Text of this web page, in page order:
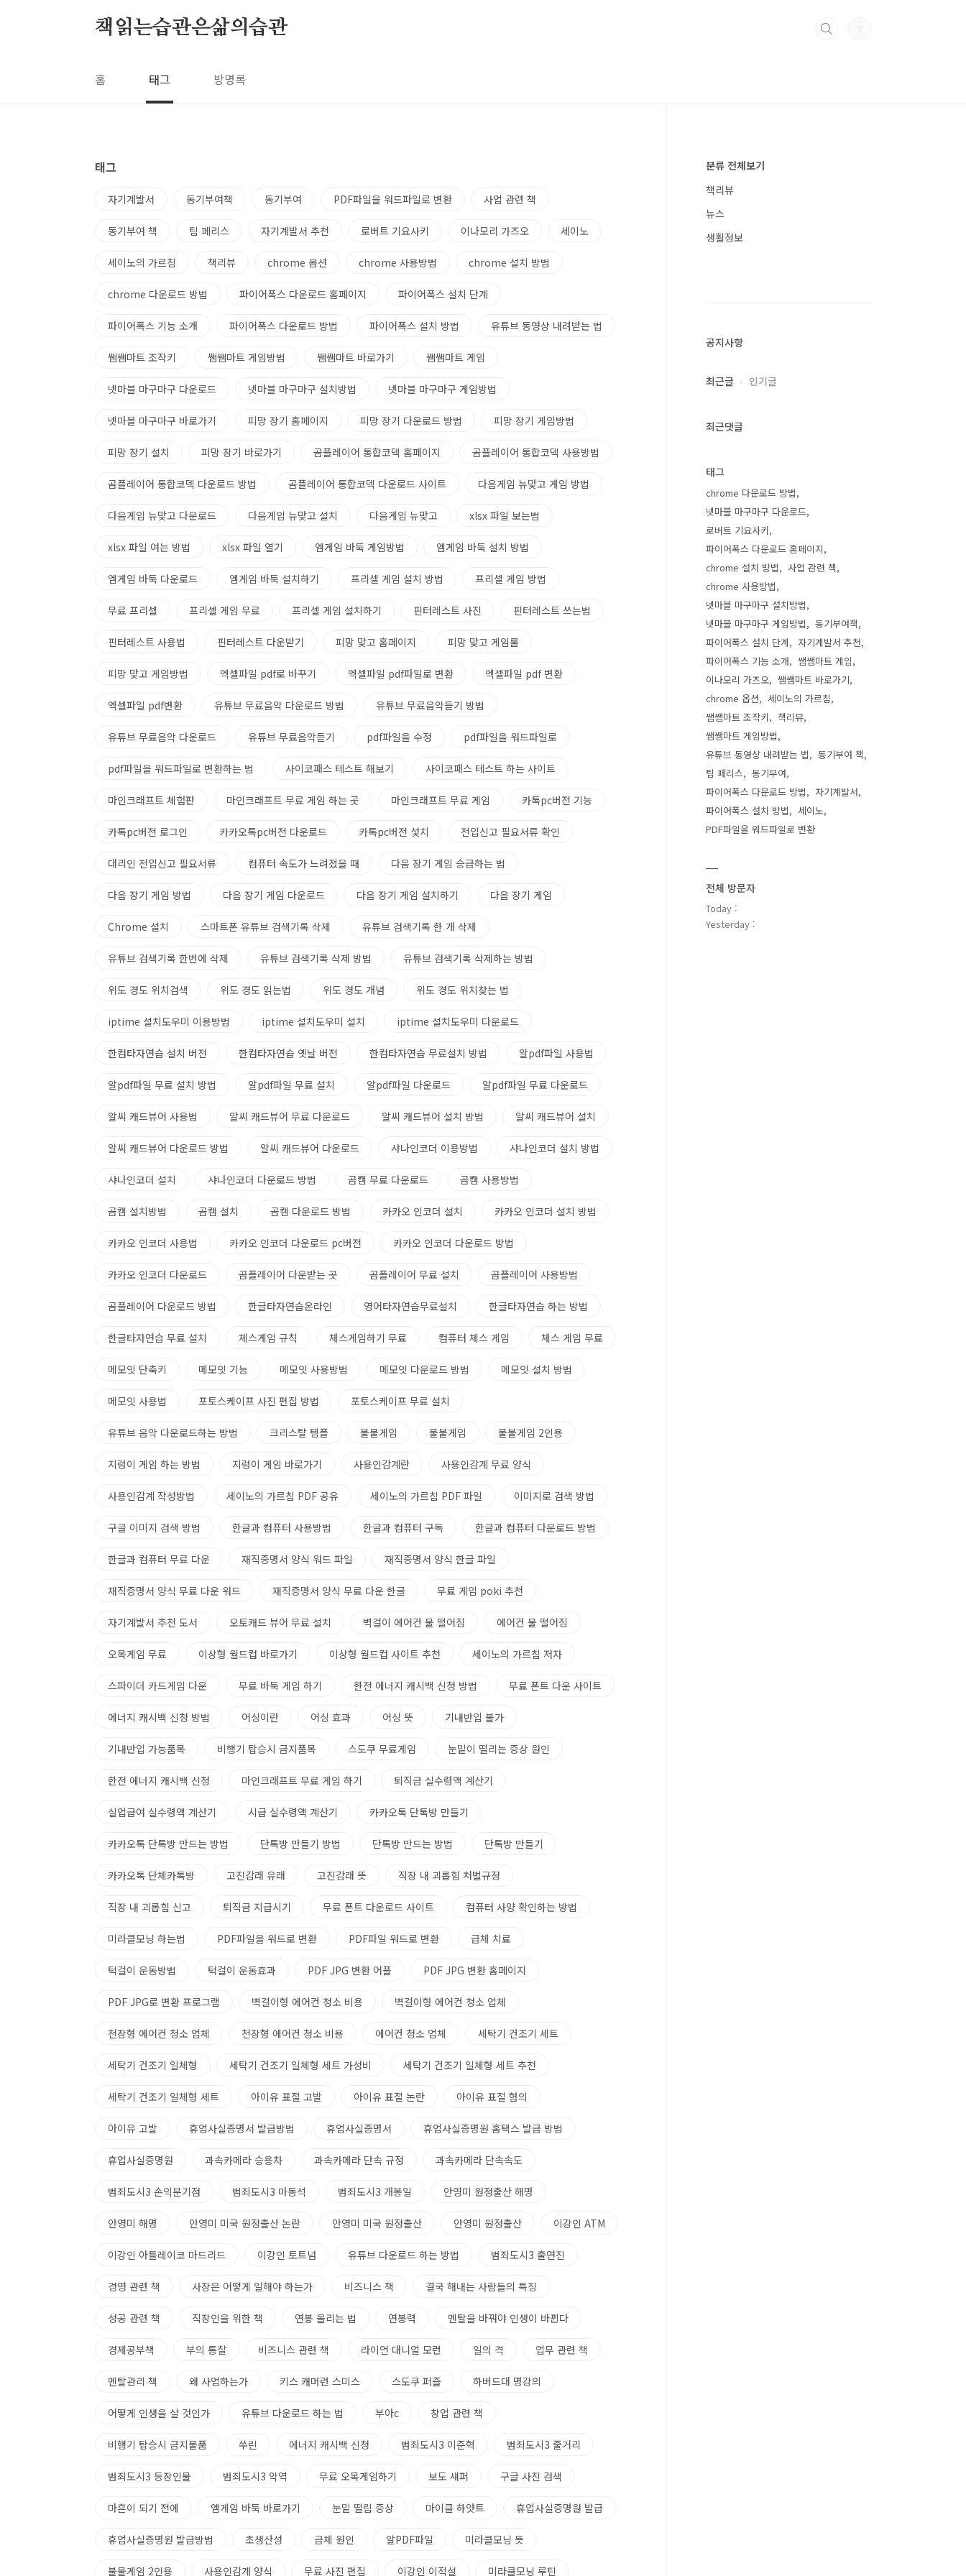
책읽는습관은삶의습관
홈 태그 방명록
태그
자기계발서 동기부여책 동기부여 PDF파일을 워드파일로 변환 사업 관련 책
동기부여 책 팀 페리스 자기계발서 추천 로버트 기요사키 이나모리 가즈오 세이노
세이노의 가르침 책리뷰 chrome 옵션 chrome 사용방법 chrome 설치 방법
chrome 다운로드 방법 파이어폭스 다운로드 홈페이지 파이어폭스 설치 단계
파이어폭스 기능 소개 파이어폭스 다운로드 방법 파이어폭스 설치 방법 유튜브 동영상 내려받는 법
쌤쌤마트 조작키 쌤쌤마트 게임방법 쌤쌤마트 바로가기 쌤쌤마트 게임
넷마블 마구마구 다운로드 넷마블 마구마구 설치방법 넷마블 마구마구 게임방법
넷마블 마구마구 바로가기 피망 장기 홈페이지 피망 장기 다운로드 방법 피망 장기 게임방법
피망 장기 설치 피망 장기 바로가기 곰플레이어 통합코덱 홈페이지 곰플레이어 통합코덱 사용방법
곰플레이어 통합코덱 다운로드 방법 곰플레이어 통합코덱 다운로드 사이트 다음게임 뉴맞고 게임 방법
다음게임 뉴맞고 다운로드 다음게임 뉴맞고 설치 다음게임 뉴맞고 xlsx 파일 보는법
xlsx 파일 여는 방법 xlsx 파일 열기 엠게임 바둑 게임방법 엠게임 바둑 설치 방법
엠게임 바둑 다운로드 엠게임 바둑 설치하기 프리셀 게임 설치 방법 프리셀 게임 방법
무료 프리셀 프리셀 게임 무료 프리셀 게임 설치하기 핀터레스트 사진 핀터레스트 쓰는법
핀터레스트 사용법 핀터레스트 다운받기 피망 맞고 홈페이지 피망 맞고 게임룰
피망 맞고 게임방법 엑셀파일 pdf로 바꾸기 엑셀파일 pdf파일로 변환 엑셀파일 pdf 변환
엑셀파일 pdf변환 유튜브 무료음악 다운로드 방법 유튜브 무료음악듣기 방법
유튜브 무료음악 다운로드 유튜브 무료음악듣기 pdf파일을 수정 pdf파일을 워드파일로
pdf파일을 워드파일로 변환하는 법 사이코패스 테스트 해보기 사이코패스 테스트 하는 사이트
마인크래프트 체험판 마인크래프트 무료 게임 하는 곳 마인크래프트 무료 게임 카톡pc버전 기능
카톡pc버전 로그인 카카오톡pc버전 다운로드 카톡pc버전 섳치 전입신고 필요서류 확인
대리인 전입신고 필요서류 컴퓨터 속도가 느려졌을 때 다음 장기 게임 승급하는 법
다음 장기 게임 방법 다음 장기 게임 다운로드 다음 장기 게임 설치하기 다음 장기 게임
Chrome 설치 스마트폰 유튜브 검색기록 삭제 유튜브 검색기록 한 개 삭제
유튜브 검색기록 한번에 삭제 유튜브 검색기록 삭제 방법 유튜브 검색기록 삭제하는 방법
위도 경도 위치검색 위도 경도 읽는법 위도 경도 개념 위도 경도 위치찾는 법
iptime 설치도우미 이용방법 iptime 설치도우미 설치 iptime 설치도우미 다운로드
한컴타자연습 설치 버전 한컴타자연습 옛날 버전 한컴타자연습 무료설치 방법 알pdf파일 사용법
알pdf파일 무료 설치 방법 알pdf파일 무료 설치 알pdf파일 다운로드 알pdf파일 무료 다운로드
알씨 캐드뷰어 사용법 알씨 캐드뷰어 무료 다운로드 알씨 캐드뷰어 설치 방법 알씨 캐드뷰어 설치
알씨 캐드뷰어 다운로드 방법 알씨 캐드뷰어 다운로드 샤나인코더 이용방법 샤나인코더 설치 방법
샤나인코더 설치 샤나인코더 다운로드 방법 곰캠 무료 다운로드 곰캠 사용방법
곰캠 설치방법 곰캠 설치 곰캠 다운로드 방법 카카오 인코더 설치 카카오 인코더 설치 방법
카카오 인코더 사용법 카카오 인코더 다운로드 pc버전 카카오 인코더 다운로드 방법
카카오 인코더 다운로드 곰플레이어 다운받는 곳 곰플레이어 무료 설치 곰플레이어 사용방법
곰플레이어 다운로드 방법 한글타자연습온라인 영어타자연습무료설치 한글타자연습 하는 방법
한글타자연습 무료 설치 체스게임 규칙 체스게임하기 무료 컴퓨터 체스 게임 체스 게임 무료
메모잇 단축키 메모잇 기능 메모잇 사용방법 메모잇 다운로드 방법 메모잇 설치 방법
메모잇 사용법 포토스케이프 사진 편집 방법 포토스케이프 무료 설치
유튜브 음악 다운로드하는 방법 크리스탈 템플 불물게임 물불게임 물불게임 2인용
지렁이 게임 하는 방법 지렁이 게임 바로가기 사용인감계란 사용인감계 무료 양식
사용인감계 작성방법 세이노의 가르침 PDF 공유 세이노의 가르침 PDF 파일 이미지로 검색 방법
구글 이미지 검색 방법 한글과 컴퓨터 사용방법 한글과 컴퓨터 구독 한글과 컴퓨터 다운로드 방법
한글과 컴퓨터 무료 다운 재직증명서 양식 워드 파일 재직증명서 양식 한글 파일
재직증명서 양식 무료 다운 워드 재직증명서 양식 무료 다운 한글 무료 게임 poki 추천
자기계발서 추천 도서 오토캐드 뷰어 무료 설치 벽걸이 에어컨 물 떨어짐 에어컨 물 떨어짐
오목게임 무료 이상형 월드컵 바로가기 이상형 월드컵 사이트 추천 세이노의 가르침 저자
스파이더 카드게임 다운 무료 바둑 게임 하기 한전 에너지 캐시백 신청 방법 무료 폰트 다운 사이트
에너지 캐시백 신청 방법 어싱이란 어싱 효과 어싱 뜻 기내반입 불가
기내반입 가능품목 비행기 탑승시 금지품목 스도쿠 무료게임 눈밑이 떨리는 증상 원인
한전 에너지 캐시백 신청 마인크래프트 무료 게임 하기 퇴직금 실수령액 계산기
실업급여 실수령액 계산기 시급 실수령액 계산기 카카오톡 단톡방 만들기
카카오톡 단톡방 만드는 방법 단톡방 만들기 방법 단톡방 만드는 방법 단톡방 만들기
카카오톡 단체카톡방 고진감래 유래 고진감래 뜻 직장 내 괴롭힘 처벌규정
직장 내 괴롭힘 신고 퇴직금 지급시기 무료 폰트 다운로드 사이트 컴퓨터 사양 확인하는 방법
미라클모닝 하는법 PDF파일을 워드로 변환 PDF파일 워드로 변환 급체 치료
턱걸이 운동방법 턱걸이 운동효과 PDF JPG 변환 어플 PDF JPG 변환 홈페이지
PDF JPG로 변환 프로그램 벽걸이형 에어컨 청소 비용 벽걸이형 에어컨 청소 업체
천장형 에어컨 청소 업체 천장형 에어컨 청소 비용 에어컨 청소 업체 세탁기 건조기 세트
세탁기 건조기 일체형 세탁기 건조기 일체형 세트 가성비 세탁기 건조기 일체형 세트 추천
세탁기 건조기 일체형 세트 아이유 표절 고발 아이유 표절 논란 아이유 표절 혐의
아이유 고발 휴업사실증명서 발급방법 휴업사실증명서 휴업사실증명원 홈택스 발급 방법
휴업사실증명원 과속카메라 승용차 과속카메라 단속 규정 과속카메라 단속속도
범죄도시3 손익분기점 범죄도시3 마동석 범죄도시3 개봉일 안영미 원정출산 해명
안영미 해명 안영미 미국 원정출산 논란 안영미 미국 원정출산 안영미 원정출산 이강인 ATM
이강인 아틀레이코 마드리드 이강인 토트넘 유튜브 다운로드 하는 방법 범죄도시3 출연진
경영 관련 책 사장은 어떻게 일해야 하는가 비즈니스 책 결국 해내는 사람들의 특징
성공 관련 책 직장인을 위한 책 연봉 올리는 법 연봉력 멘탈을 바꿔야 인생이 바뀐다
경제공부책 부의 통찰 비즈니스 관련 책 라이언 대니얼 모런 일의 격 업무 관련 책
멘탈관리 책 왜 사업하는가 키스 캐머런 스미스 스도쿠 퍼즐 하버드대 명강의
어떻게 인생을 살 것인가 유튜브 다운로드 하는 법 부아c 창업 관련 책
비행기 탑승시 금지물품 쑤린 에너지 캐시백 신청 범죄도시3 이준혁 범죄도시3 줄거리
범죄도시3 등장인물 범죄도시3 악역 무료 오목게임하기 보도 섀퍼 구글 사진 검색
마흔이 되기 전에 엠게임 바둑 바로가기 눈밑 떨림 증상 마이클 하얏트 휴업사실증명원 발급
휴업사실증명원 발급방법 초생산성 급체 원인 알PDF파일 미라클모닝 뜻
불물게임 2인용 사용인감계 양식 무료 사진 편집 이강인 이적설 미라클모닝 루틴
분류 전체보기
책리뷰
뉴스
생활정보
공지사항
최근글 인기글
최근댓글
태그
chrome 다운로드 방법
넷마블 마구마구 다운로드
로버트 기요사키
파이어폭스 다운로드 홈페이지
chrome 설치 방법
사업 관련 책
chrome 사용방법
넷마블 마구마구 설치방법
넷마블 마구마구 게임방법
동기부여책
파이어폭스 설치 단계
자기계발서 추천
파이어폭스 기능 소개
쌤쌤마트 게임
이나모리 가즈오
쌤쌤마트 바로가기
chrome 옵션
세이노의 가르침
쌤쌤마트 조작키
책리뷰
쌤쌤마트 게임방법
유튜브 동영상 내려받는 법
동기부여 책
팀 페리스
동기부여
파이어폭스 다운로드 방법
자기계발서
파이어폭스 설치 방법
세이노
PDF파일을 워드파일로 변환
전체 방문자
Today :
Yesterday :